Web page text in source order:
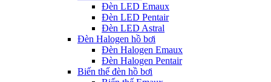
Đèn LED Emaux
Đèn LED Pentair
Đèn LED Astral
Đèn Halogen hồ bơi
Đèn Halogen Emaux
Đèn Halogen Pentair
Biến thế đèn hồ bơi